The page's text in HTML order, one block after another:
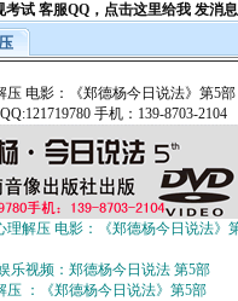
压 电影：《郑德杨今日说法》第5部
手机：139-8703-2104
理解压 电影：《郑德杨今日说法》
乐视频：郑德杨今日说法 第5部
压 ：《郑德杨今日说法》第5部